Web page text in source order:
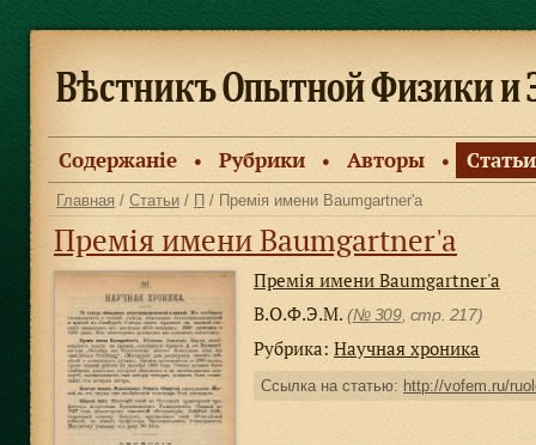
Содержанiе ● Рубрики ● Авторы ● Статьи
Главная / Статьи / П / Премія имени Baumgartner'a
Премія имени Baumgartner'a
Премія имени Baumgartner'a
В.О.Ф.Э.М. (№ 309, стр. 217)
Рубрика: Научная хроника
Ссылка на статью: http://vofem.ru/